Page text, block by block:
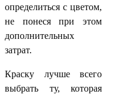
определиться с цветом,
не понеся при этом
дополнительных
затрат.
Краску лучше всего
выбрать ту, которая